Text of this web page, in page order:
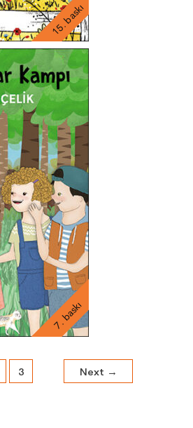
15. baskı
7. baskı
3 Next →